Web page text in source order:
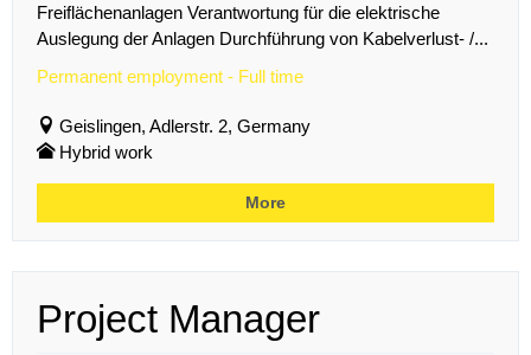
Freiflächenanlagen Verantwortung für die elektrische
Auslegung der Anlagen Durchführung von Kabelverlust- /...
Permanent employment - Full time
Geislingen, Adlerstr. 2, Germany
Hybrid work
More
Project Manager